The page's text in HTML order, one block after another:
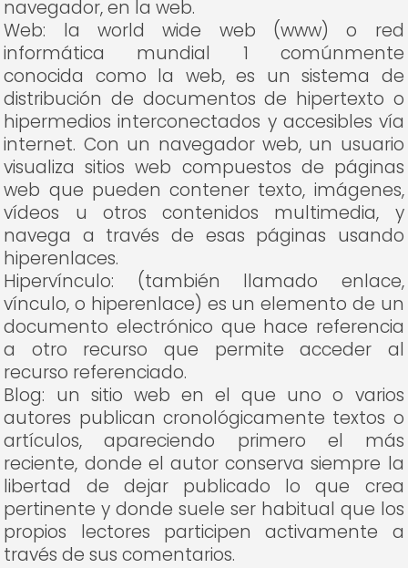
navegador, en la web.
Web: la world wide web (www) o red
informática mundial 1 comúnmente
conocida como la web, es un sistema de
distribución de documentos de hipertexto o
hipermedios interconectados y accesibles vía
internet. Con un navegador web, un usuario
visualiza sitios web compuestos de páginas
web que pueden contener texto, imágenes,
vídeos u otros contenidos multimedia, y
navega a través de esas páginas usando
hiperenlaces.
Hipervínculo: (también llamado enlace,
vínculo, o hiperenlace) es un elemento de un
documento electrónico que hace referencia
a otro recurso que permite acceder al
recurso referenciado.
Blog: un sitio web en el que uno o varios
autores publican cronológicamente textos o
artículos, apareciendo primero el más
reciente, donde el autor conserva siempre la
libertad de dejar publicado lo que crea
pertinente y donde suele ser habitual que los
propios lectores participen activamente a
través de sus comentarios.